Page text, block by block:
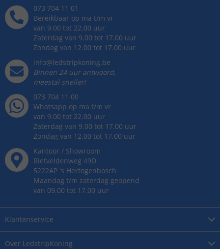
Over LedstripKoning
Klantenservice
073 704 11 01
Bereikbaar op ma t/m vr
van 9.00 tot 22.00 uur
Zaterdag van 9.00 tot 17.00 uur
Zondag van 12.00 tot 17.00 uur
info@ledstripkoning.be
Binnen 24 uur antwoord,
meestal sneller!
073 704 11 00
Whatsapp op ma t/m vr
van 9.00 tot 22.00 uur
Zaterdag van 9.00 tot 17.00 uur
Zondag van 12.00 tot 17.00 uur
Kantoor / Showroom
Rietveldenweg 49D
5222AP 's Hertogenbosch
Maandag t/m zaterdag geopend
van 09.00 tot 17.00 uur